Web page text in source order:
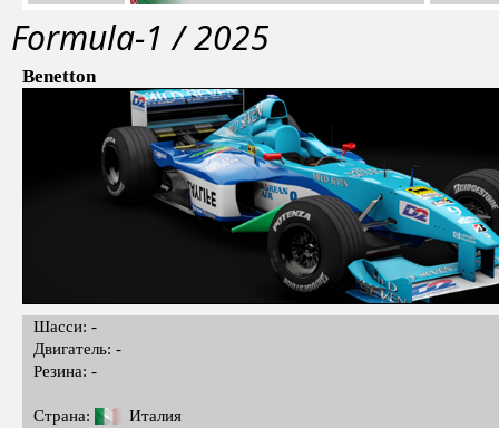
Formula-1 / 2025
Benetton
Шасси: -
Двигатель: -
Резина: -
Страна:
Италия